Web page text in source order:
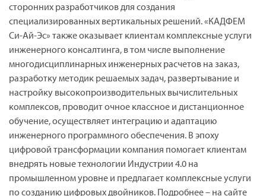
сторонних разработчиков для создания
специализированных вертикальных решений. «КАДФЕМ
Си-Ай-Эс» также оказывает клиентам комплексные услуги
инженерного консалтинга, в том числе выполнение
многодисциплинарных инженерных расчетов на заказ,
разработку методик решаемых задач, развертывание и
настройку высокопроизводительных вычислительных
комплексов, проводит очное классное и дистанционное
обучение, осуществляет интеграцию и адаптацию
инженерного программного обеспечения. В эпоху
цифровой трансформации компания помогает клиентам
внедрять новые технологии Индустрии 4.0 на
промышленном уровне и предлагает комплексные услуги
по созданию цифровых двойников. Подробнее – на сайте